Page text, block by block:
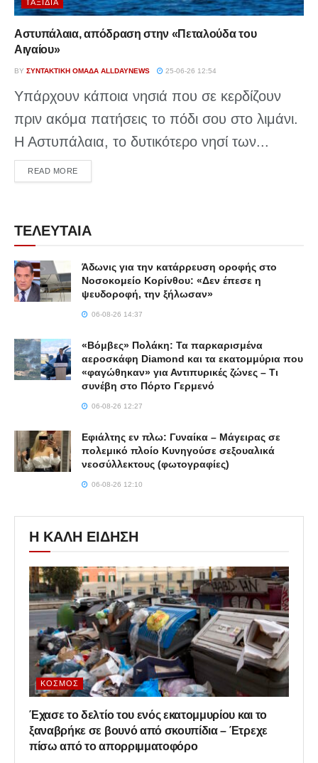
ΤΑΞΊΔΙΑ
Αστυπάλαια, απόδραση στην «Πεταλούδα του
Αιγαίου»
BY ΣΥΝΤΑΚΤΙΚΉ ΟΜΆΔΑ ALLDAYNEWS 25-06-26 12:54
Υπάρχουν κάποια νησιά που σε κερδίζουν
πριν ακόμα πατήσεις το πόδι σου στο λιμάνι.
Η Αστυπάλαια, το δυτικότερο νησί των...
READ MOREDETAILS
ΤΕΛΕΥΤΑΙΑ
Άδωνις για την κατάρρευση οροφής στο
Νοσοκομείο Κορίνθου: «Δεν έπεσε η
ψευδοροφή, την ξήλωσαν»
06-08-26 14:37
«Βόμβες» Πολάκη: Τα παρκαρισμένα
αεροσκάφη Diamond και τα εκατομμύρια που
«φαγώθηκαν» για Αντιπυρικές ζώνες – Τι
συνέβη στο Πόρτο Γερμενό
06-08-26 12:27
Εφιάλτης εν πλω: Γυναίκα – Μάγειρας σε
πολεμικό πλοίο Κυνηγούσε σεξουαλικά
νεοσύλλεκτους (φωτογραφίες)
06-08-26 12:10
Η ΚΑΛΗ ΕΙΔΗΣΗ
ΚΌΣΜΟΣ
Έχασε το δελτίο του ενός εκατομμυρίου και το
ξαναβρήκε σε βουνό από σκουπίδια – Έτρεχε
πίσω από το απορριμματοφόρο